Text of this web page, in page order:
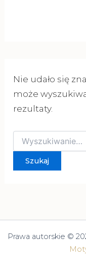
Nie udało się
może
rezultaty.
Szukaj
dla:
Prawa autorskie ©